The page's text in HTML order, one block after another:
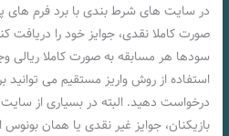
در سایت های شرط بندی با برد فرم های
صورت کاملا نقدی، جوایز خود را دریافت
سودها هر مسابقه به صورت کاملا ریالی
استفاده از روش واریز مستقیم می توانید
درخواست دهید. البته در بسیاری از سایت
بازیکنان، جوایز غیر نقدی یا همان